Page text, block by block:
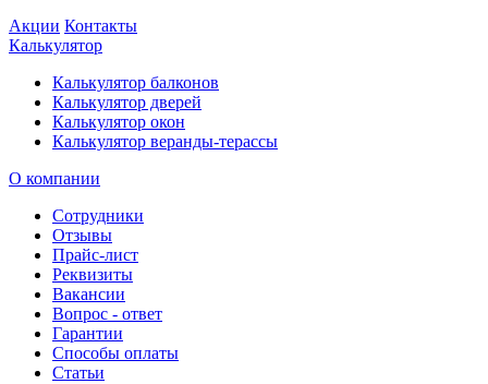
Акции Контакты
Калькулятор
Калькулятор балконов
Калькулятор дверей
Калькулятор окон
Калькулятор веранды-терассы
О компании
Сотрудники
Отзывы
Прайс-лист
Реквизиты
Вакансии
Вопрос - ответ
Гарантии
Способы оплаты
Статьи